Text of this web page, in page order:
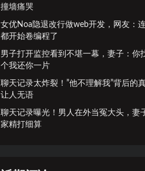
撞墙痛哭
女优Noa隐退改行做web开发，网友：
都开始卷编程了
男子打开监控看到不堪一幕，妻子：你
个我还你一片
聊天记录太炸裂！”他不理解我”背后的
让人无语
聊天记录曝光！男人在外当冤大头，妻
家精打细算